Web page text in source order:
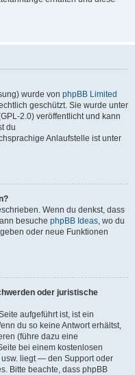
wurde von phpBB Limited
geschützt. Sie wurde unter
2.0) veröffentlicht und kann
du
Anlaufstelle ist unter
Wenn du denkst, dass
besuche phpBB Ideas, wo du
oder neue Funktionen
oder juristische
aufgeführt ist, ist ein
du so keine Antwort erhältst,
(führe dazu eine
bei einem kostenlosen
usw. liegt — den Support oder
Bitte beachte, dass phpBB